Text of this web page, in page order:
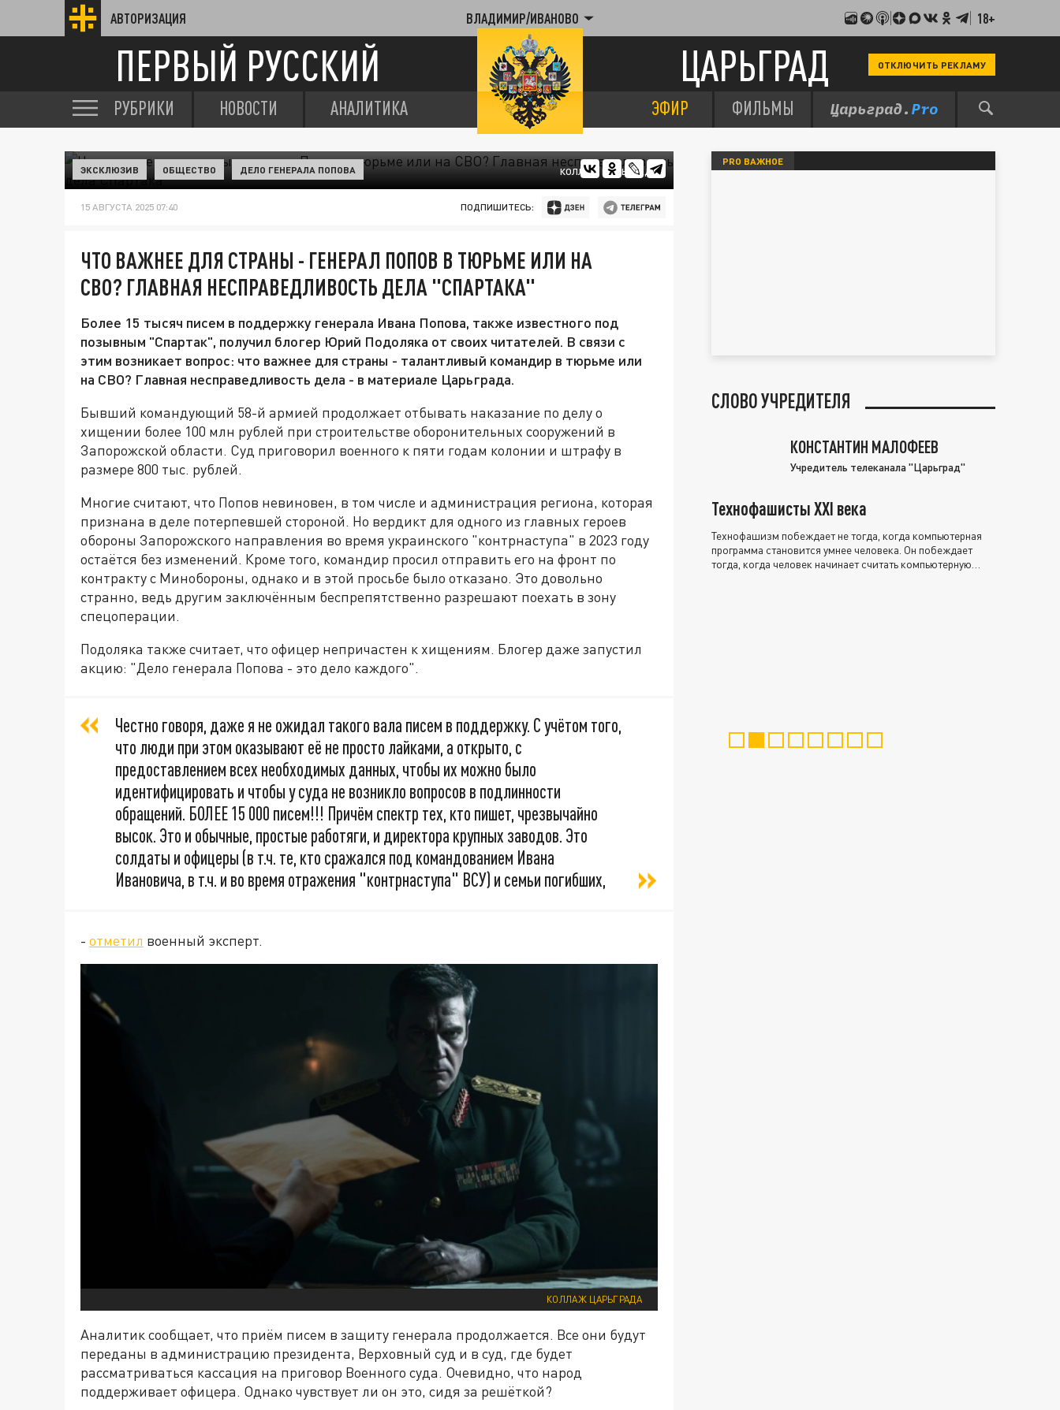
АВТОРИЗАЦИЯ ВЛАДИМИР/ИВАНОВО 18+
ПЕРВЫЙ РУССКИЙ ЦАРЬГРАД ОТКЛЮЧИТЬ РЕКЛАМУ
РУБРИКИ НОВОСТИ АНАЛИТИКА ЭФИР ФИЛЬМЫ
КОЛЛАЖ ЦАРЬГРАДА
ЭКСКЛЮЗИВ ОБЩЕСТВО ДЕЛО ГЕНЕРАЛА ПОПОВА
15 АВГУСТА 2025 07:40 ПОДПИШИТЕСЬ:
ЧТО ВАЖНЕЕ ДЛЯ СТРАНЫ - ГЕНЕРАЛ ПОПОВ В ТЮРЬМЕ ИЛИ НА
СВО? ГЛАВНАЯ НЕСПРАВЕДЛИВОСТЬ ДЕЛА "СПАРТАКА"
Более 15 тысяч писем в поддержку генерала Ивана Попова, также известного под
позывным "Спартак", получил блогер Юрий Подоляка от своих читателей. В связи с
этим возникает вопрос: что важнее для страны - талантливый командир в тюрьме или
на СВО? Главная несправедливость дела - в материале Царьграда.
Бывший командующий 58-й армией продолжает отбывать наказание по делу о
хищении более 100 млн рублей при строительстве оборонительных сооружений в
Запорожской области. Суд приговорил военного к пяти годам колонии и штрафу в
размере 800 тыс. рублей.
Многие считают, что Попов невиновен, в том числе и администрация региона, которая
признана в деле потерпевшей стороной. Но вердикт для одного из главных героев
обороны Запорожского направления во время украинского "контрнаступа" в 2023 году
остаётся без изменений. Кроме того, командир просил отправить его на фронт по
контракту с Минобороны, однако и в этой просьбе было отказано. Это довольно
странно, ведь другим заключённым беспрепятственно разрешают поехать в зону
спецоперации.
Подоляка также считает, что офицер непричастен к хищениям. Блогер даже запустил
акцию: "Дело генерала Попова - это дело каждого".
Честно говоря, даже я не ожидал такого вала писем в поддержку. С учётом того,
что люди при этом оказывают её не просто лайками, а открыто, с
предоставлением всех необходимых данных, чтобы их можно было
идентифицировать и чтобы у суда не возникло вопросов в подлинности
обращений. БОЛЕЕ 15 000 писем!!! Причём спектр тех, кто пишет, чрезвычайно
высок. Это и обычные, простые работяги, и директора крупных заводов. Это
солдаты и офицеры (в т.ч. те, кто сражался под командованием Ивана
Ивановича, в т.ч. и во время отражения "контрнаступа" ВСУ) и семьи погибших,
- отметил военный эксперт.
КОЛЛАЖ ЦАРЬГРАДА
Аналитик сообщает, что приём писем в защиту генерала продолжается. Все они будут
переданы в администрацию президента, Верховный суд и в суд, где будет
рассматриваться кассация на приговор Военного суда. Очевидно, что народ
поддерживает офицера. Однако чувствует ли он это, сидя за решёткой?
PRO ВАЖНОЕ
СЛОВО УЧРЕДИТЕЛЯ
КОНСТАНТИН МАЛОФЕЕВ
Учредитель телеканала "Царьград"
Технофашисты XXI века
Технофашизм побеждает не тогда, когда компьютерная
программа становится умнее человека. Он побеждает
тогда, когда человек начинает считать компьютерную